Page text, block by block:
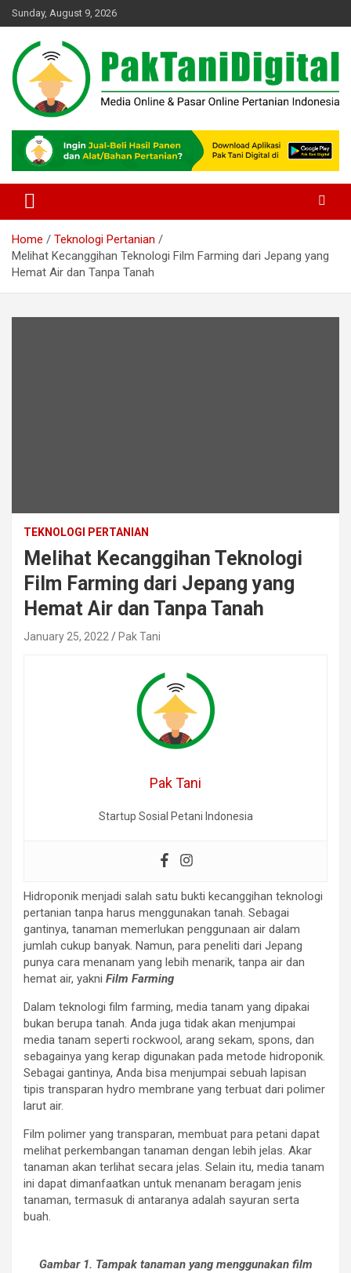
Skip
to
content
Sunday, August 9, 2026
Pak Tani Digital
Home
Teknologi Pertanian
Melihat Kecanggihan Teknologi Film Farming dari Jepang yang
Hemat Air dan Tanpa Tanah
TEKNOLOGI PERTANIAN
Melihat Kecanggihan Teknologi
Film Farming dari Jepang yang
Hemat Air dan Tanpa Tanah
January 25, 2022 Pak Tani
Pak Tani
Startup Sosial Petani Indonesia
Hidroponik menjadi salah satu bukti kecanggihan teknologi
pertanian tanpa harus menggunakan tanah. Sebagai
gantinya, tanaman memerlukan penggunaan air dalam
jumlah cukup banyak. Namun, para peneliti dari Jepang
punya cara menanam yang lebih menarik, tanpa air dan
hemat air, yakni Film Farming
Dalam teknologi film farming, media tanam yang dipakai
bukan berupa tanah. Anda juga tidak akan menjumpai
media tanam seperti rockwool, arang sekam, spons, dan
sebagainya yang kerap digunakan pada metode hidroponik.
Sebagai gantinya, Anda bisa menjumpai sebuah lapisan
tipis transparan hydro membrane yang terbuat dari polimer
larut air.
Film polimer yang transparan, membuat para petani dapat
melihat perkembangan tanaman dengan lebih jelas. Akar
tanaman akan terlihat secara jelas. Selain itu, media tanam
ini dapat dimanfaatkan untuk menanam beragam jenis
tanaman, termasuk di antaranya adalah sayuran serta
buah.
Gambar 1. Tampak tanaman yang menggunakan film